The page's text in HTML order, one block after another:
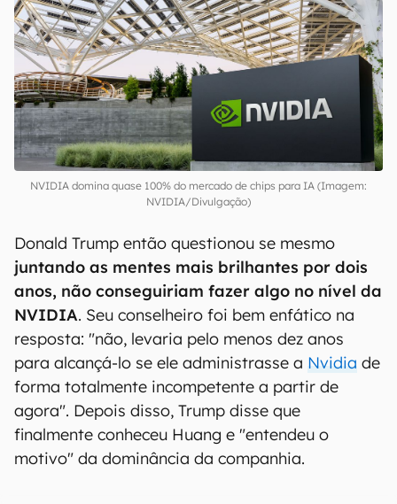
NVIDIA domina quase 100% do mercado de chips para IA (Imagem:
NVIDIA/Divulgação)
Donald Trump então questionou se mesmo
juntando as mentes mais brilhantes por dois
anos, não conseguiriam fazer algo no nível da
NVIDIA. Seu conselheiro foi bem enfático na
resposta: "não, levaria pelo menos dez anos
para alcançá-lo se ele administrasse a Nvidia de
forma totalmente incompetente a partir de
agora". Depois disso, Trump disse que
finalmente conheceu Huang e "entendeu o
motivo" da dominância da companhia.